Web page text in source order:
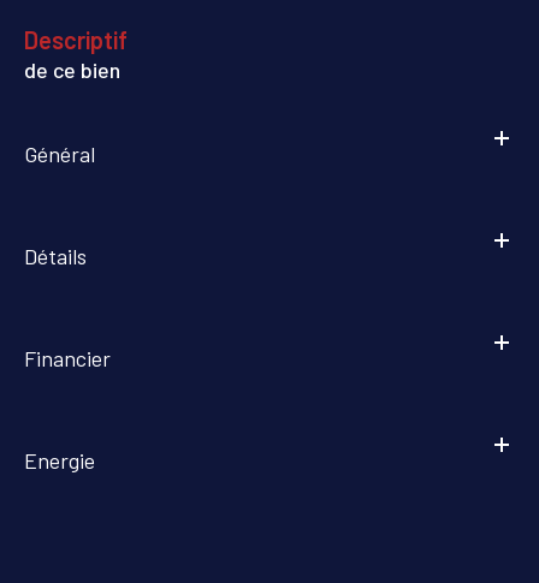
descriptif
de ce bien
Général
Détails
Financier
Energie